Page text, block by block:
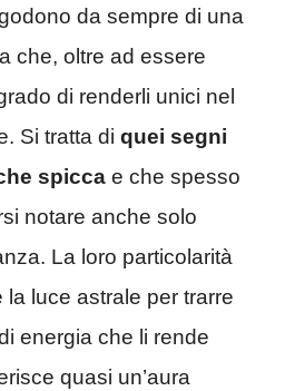
da sempre di una
che, oltre ad essere
di renderli unici nel
Si tratta di quei segni
spicca e che spesso
notare anche solo
La loro particolarità
luce astrale per trarre
energia che li rende
quasi un’aura